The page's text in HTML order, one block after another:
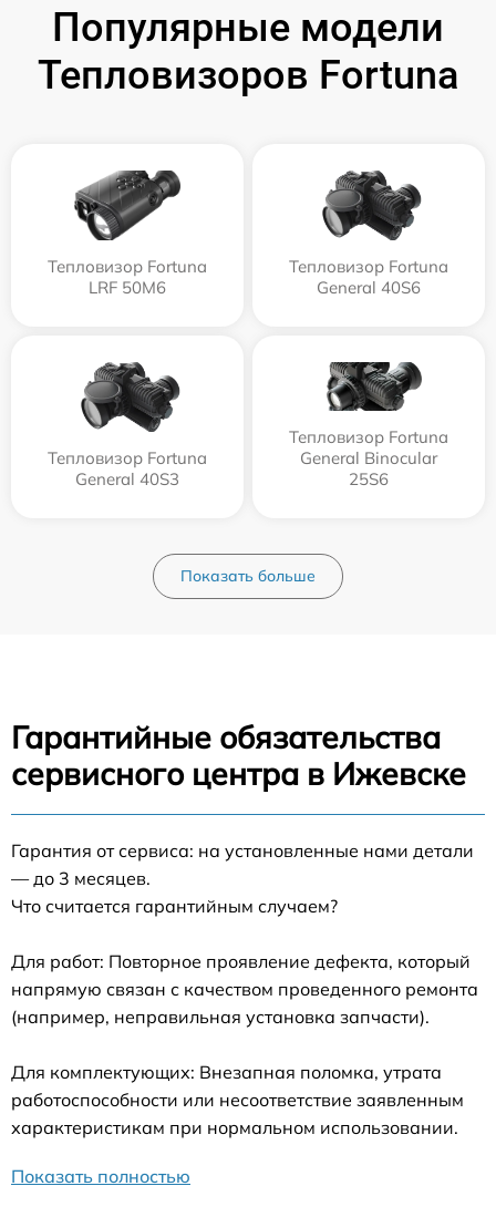
Популярные модели
Тепловизоров Fortuna
Тепловизор Fortuna
LRF 50M6
Тепловизор Fortuna
General 40S6
Тепловизор Fortuna
General 40S3
Тепловизор Fortuna
General Binocular
25S6
Показать больше
Гарантийные обязательства
сервисного центра в Ижевске
Гарантия от сервиса: на установленные нами детали
— до 3 месяцев.
Что считается гарантийным случаем?
Для работ: Повторное проявление дефекта, который
напрямую связан с качеством проведенного ремонта
(например, неправильная установка запчасти).
Для комплектующих: Внезапная поломка, утрата
работоспособности или несоответствие заявленным
характеристикам при нормальном использовании.
Показать полностью